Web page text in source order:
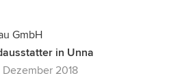
GmbH
in Unna
Dezember 2018